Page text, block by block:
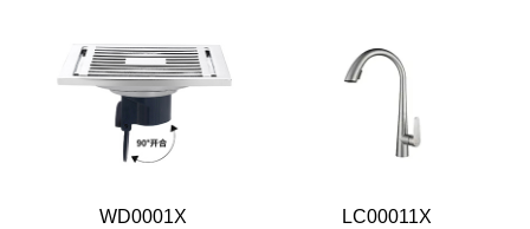
WD0001X LC00011X